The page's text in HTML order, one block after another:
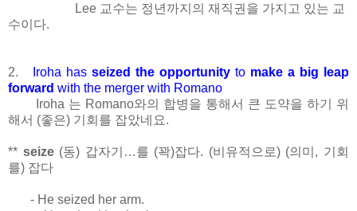
Lee 교수는 정년까지의 재직권을 가지고 있는 교
수이다.
2. Iroha has seized the opportunity to make a big leap
forward with the merger with Romano
Iroha 는 Romano와의 합병을 통해서 큰 도약을 하기 위
해서 (좋은) 기회를 잡았네요.
** seize(동) 갑자기 …를 (꽉)잡다. (비유적으로) (의미 , 기회
를) 잡다
- He seized her arm.